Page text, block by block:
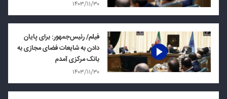
۱۴۰۳/۱۱/۳۰
فیلم/ رئیس‌جمهور: برای پایان
دادن به شایعات فضای مجازی به
بانک مرکزی آمدم
۱۴۰۳/۱۱/۳۰